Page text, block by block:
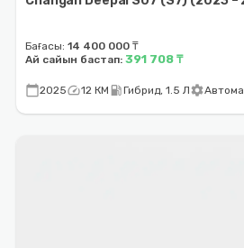
Бағасы: 14 400 000 ₸
Ай сайын бастап: 391 708 ₸
calendar_today2025speed12 КМ local_gas_stationГибрид, 1.5 Лsettings